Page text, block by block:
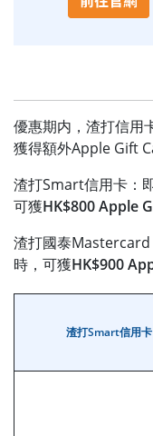
優惠期内，渣打信用
獲得額外Apple Gift
渣打Smart信用卡：
可獲HK$800 Apple
渣打國泰
時，可獲HK$900
渣打Smart信用卡